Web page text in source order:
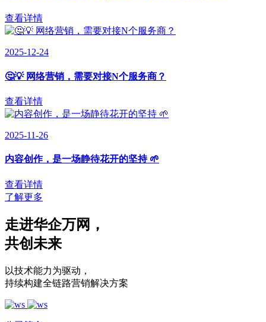
查看详情
2025-12-24
🤔💡 网络营销，需要对接N个服务商？
查看详情
2025-11-26
内容创作，是一场静待花开的坚持 🌱
查看详情
了解更多
走进华企万网 ，
共创未来
以技术能力为驱动 ，
持续构建全链路营销解决方案